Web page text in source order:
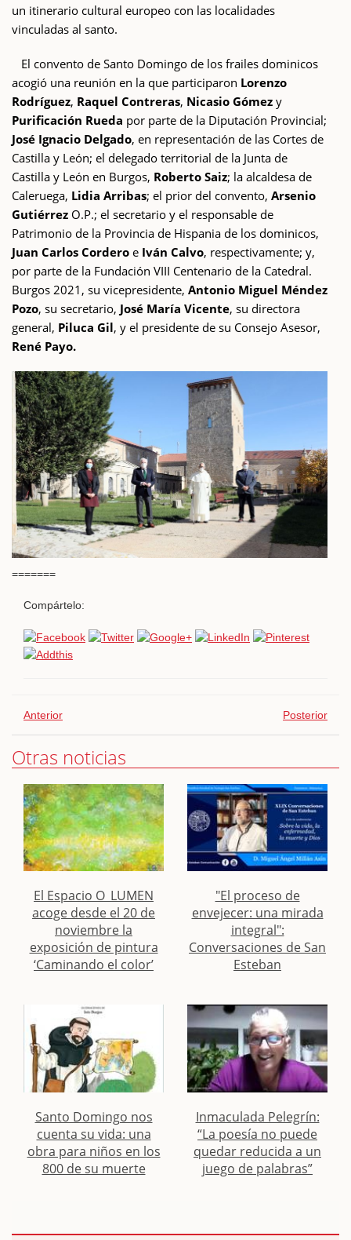
un itinerario cultural europeo con las localidades
vinculadas al santo.
El convento de Santo Domingo de los frailes dominicos
acogió una reunión en la que participaron Lorenzo
Rodríguez, Raquel Contreras, Nicasio Gómez y
Purificación Rueda por parte de la Diputación Provincial;
José Ignacio Delgado, en representación de las Cortes de
Castilla y León; el delegado territorial de la Junta de
Castilla y León en Burgos, Roberto Saiz; la alcaldesa de
Caleruega, Lidia Arribas; el prior del convento, Arsenio
Gutiérrez O.P.; el secretario y el responsable de
Patrimonio de la Provincia de Hispania de los dominicos,
Juan Carlos Cordero e Iván Calvo, respectivamente; y,
por parte de la Fundación VIII Centenario de la Catedral.
Burgos 2021, su vicepresidente, Antonio Miguel Méndez
Pozo, su secretario, José María Vicente, su directora
general, Piluca Gil, y el presidente de su Consejo Asesor,
René Payo.
=======
Compártelo:
Anterior Posterior
Otras noticias
El Espacio O_LUMEN
acoge desde el 20 de
noviembre la
exposición de pintura
‘Caminando el color’
"El proceso de
envejecer: una mirada
integral":
Conversaciones de San
Esteban
Santo Domingo nos
cuenta su vida: una
obra para niños en los
800 de su muerte
Inmaculada Pelegrín:
“La poesía no puede
quedar reducida a un
juego de palabras”